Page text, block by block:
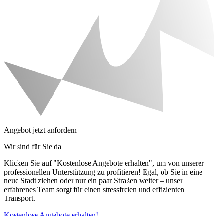
Angebot jetzt anfordern
Wir sind für Sie da
Klicken Sie auf "Kostenlose Angebote erhalten", um von unserer
professionellen Unterstützung zu profitieren! Egal, ob Sie in eine
neue Stadt ziehen oder nur ein paar Straßen weiter – unser
erfahrenes Team sorgt für einen stressfreien und effizienten
Transport.